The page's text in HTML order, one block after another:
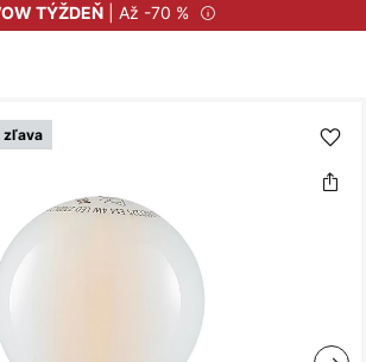
TÝŽDEŇ| Až -70 %
zľava